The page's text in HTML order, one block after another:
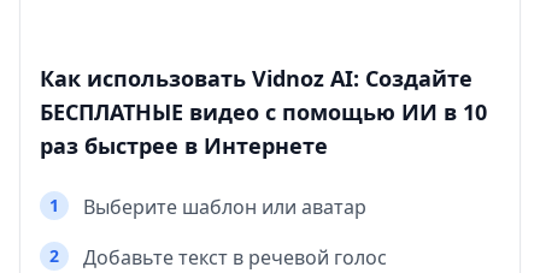
Как использовать Vidnoz AI: Создайте
БЕСПЛАТНЫЕ видео с помощью ИИ в 10
раз быстрее в Интернете
1 Выберите шаблон или аватар
2 Добавьте текст в речевой голос